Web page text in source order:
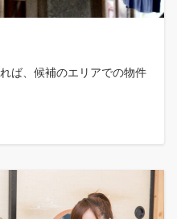
ば、候補のエリアでの物件